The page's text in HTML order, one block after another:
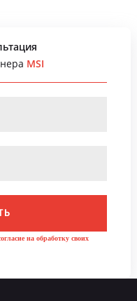
MSI
на обработку своих